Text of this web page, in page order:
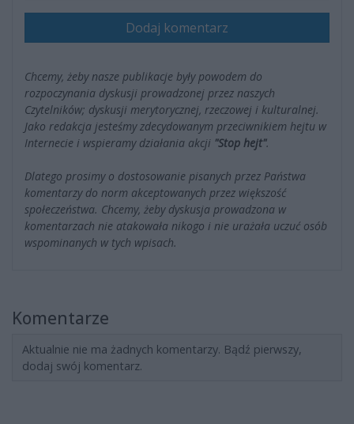
Dodaj komentarz
Chcemy, żeby nasze publikacje były powodem do
rozpoczynania dyskusji prowadzonej przez naszych
Czytelników; dyskusji merytorycznej, rzeczowej i kulturalnej.
Jako redakcja jesteśmy zdecydowanym przeciwnikiem hejtu w
Internecie i wspieramy działania akcji "Stop hejt".
Dlatego prosimy o dostosowanie pisanych przez Państwa
komentarzy do norm akceptowanych przez większość
społeczeństwa. Chcemy, żeby dyskusja prowadzona w
komentarzach nie atakowała nikogo i nie urażała uczuć osób
wspominanych w tych wpisach.
Komentarze
Aktualnie nie ma żadnych komentarzy. Bądź pierwszy,
dodaj swój komentarz.